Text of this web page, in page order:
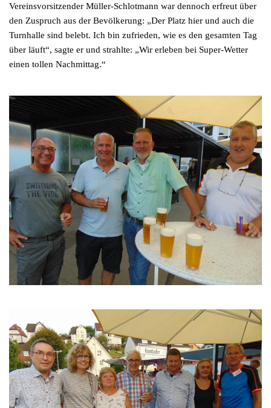
Vereinsvorsitzender Müller-Schlotmann war dennoch erfreut über
den Zuspruch aus der Bevölkerung: „Der Platz hier und auch die
Turnhalle sind belebt. Ich bin zufrieden, wie es den gesamten Tag
über läuft“, sagte er und strahlte: „Wir erleben bei Super-Wetter
einen tollen Nachmittag.“